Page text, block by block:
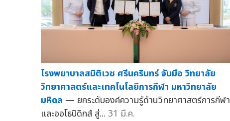
โรงพยาบาลสมิติเวช ศรีนครินทร์ จับมือ วิทยาลัย
วิทยาศาสตร์และเทคโนโลยีการกีฬา มหาวิทยาลัย
มหิดล — ยกระดับองค์ความรู้ด้านวิทยาศาสตร์การกีฬา
และออโธปิดิกส์ สู่... 31 มี.ค.